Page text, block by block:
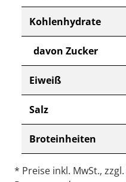
Kohlenhydrate
davon Zucker
Eiweiß
Salz
Broteinheiten
* Preise inkl. MwSt., zzgl.